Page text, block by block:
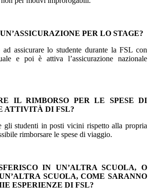
PER LO STAGE?
assicurare lo studente durante la FSL con
e poi è attiva l’assicurazione nazionale
IL RIMBORSO PER LE SPESE DI
ATTIVITÀ DI FSL?
gli studenti in posti vicini rispetto alla propria
rimborsare le spese di viaggio.
IN UN’ALTRA SCUOLA, O
SCUOLA, COME SARANNO
ESPERIENZE DI FSL?